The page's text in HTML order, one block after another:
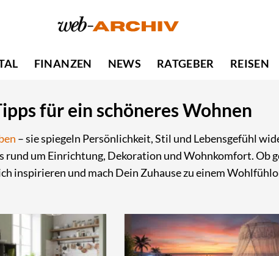
FINANZEN NEWS RATGEBER REISEN
für ein schöneres Wohnen
– sie spiegeln Persönlichkeit, Stil und Lebensgefühl
rund um Einrichtung, Dekoration und Wohnkomfort. Ob
inspirieren und mach Dein Zuhause zu einem